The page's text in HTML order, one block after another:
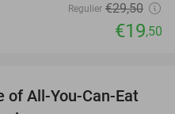
Regulier €29,50
€19,50
32%
of All-You-Can-Eat